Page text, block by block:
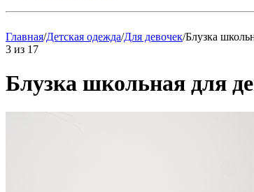
Главная/Детская одежда/Для девочек/Блузка
3 из 17
Блузка школьная для